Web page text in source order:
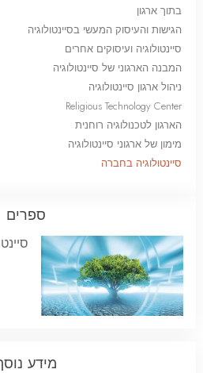
בתוך ארגון
הגישות והעיסוק המעשי בסיינטולוגיה
סיינטולוגיה ועיסוקים אחרים
המבנה הארגוני של סיינטולוגיה
ניהול ארגון סיינטולוגיה
Religious Technology Center
הארגון לטכנולוגיה רוחנית
מימון של ארגוני סיינטולוגיה
סיינטולוגיה בחברה
ספרים
מידע